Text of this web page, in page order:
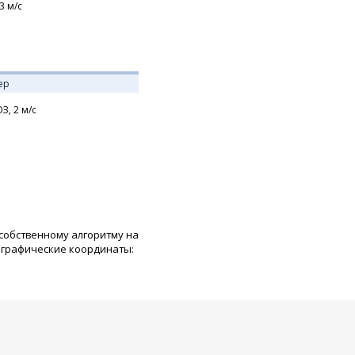
3 м/с
2м/с
алгоритму на
координаты: